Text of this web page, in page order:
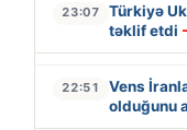
23:07
Türkiyə
təklif etdi
22:51
Vens
olduğunu